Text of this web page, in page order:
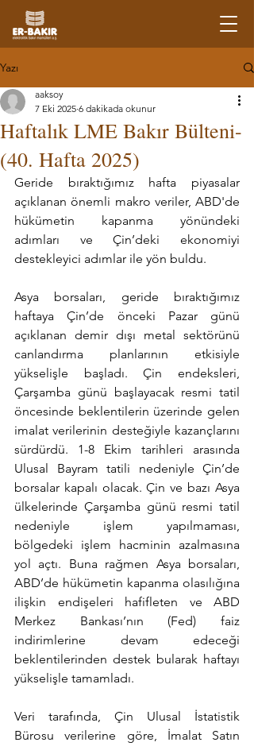
Yazı
Haftalık LME Bakır Bülteni-
(40. Hafta 2025)
aaksoy
7 Eki 2025 6 dakikada okunur
Geride bıraktığımız hafta piyasalar
açıklanan önemli makro veriler, ABD'de
hükümetin kapanma yönündeki
adımları ve Çin’deki ekonomiyi
destekleyici adımlar ile yön buldu.
Asya borsaları, geride bıraktığımız
haftaya Çin’de önceki Pazar günü
açıklanan demir dışı metal sektörünü
canlandırma planlarının etkisiyle
yükselişle başladı. Çin endeksleri,
Çarşamba günü başlayacak resmi tatil
öncesinde beklentilerin üzerinde gelen
imalat verilerinin desteğiyle kazançlarını
sürdürdü. 1-8 Ekim tarihleri arasında
Ulusal Bayram tatili nedeniyle Çin’de
borsalar kapalı olacak. Çin ve bazı Asya
ülkelerinde Çarşamba günü resmi tatil
nedeniyle işlem yapılmaması,
bölgedeki işlem hacminin azalmasına
yol açtı. Buna rağmen Asya borsaları,
ABD’de hükümetin kapanma olasılığına
ilişkin endişeleri hafifleten ve ABD
Merkez Bankası’nın (Fed) faiz
indirimlerine devam edeceği
beklentilerinden destek bularak haftayı
yükselişle tamamladı.
Veri tarafında, Çin Ulusal İstatistik
Bürosu verilerine göre, İmalat Satın